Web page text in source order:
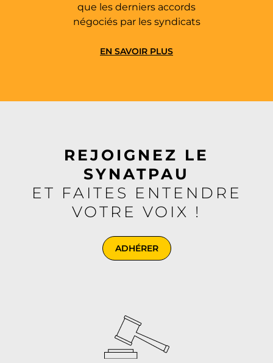
que les derniers accords
négociés par les syndicats
EN SAVOIR PLUS
REJOIGNEZ LE
SYNATPAU
ET FAITES ENTENDRE
VOTRE VOIX !
ADHÉRER